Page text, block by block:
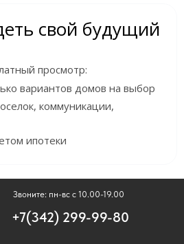
свой будущий
просмотр:
вариантов домов на выбор
коммуникации,
ипотеки
Звоните: пн-вс с 10.00-19.00
+7(342) 299-99-80